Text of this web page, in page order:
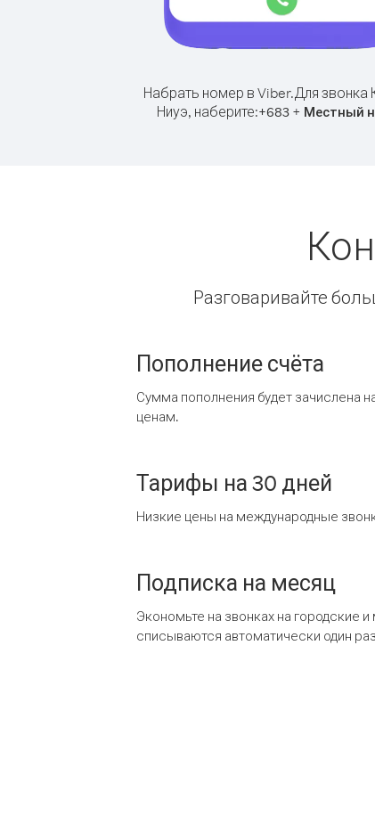
Набрать номер в Viber.Для звонка
Ниуэ, наберите:+683 + Местный
Разговаривайте
Пополнение счёта
Сумма пополнения будет зачислена
ценам.
Тарифы на 30 дней
Низкие цены на международные
Подписка на месяц
Экономьте на звонках на городские
списываются автоматически один